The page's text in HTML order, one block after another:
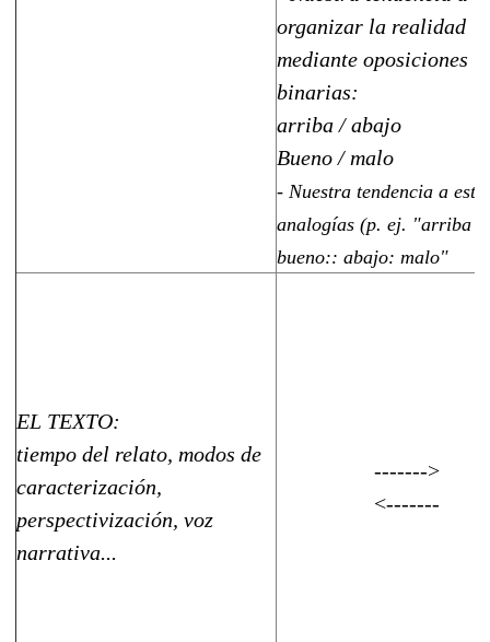
organizar la realidad
mediante oposiciones
binarias:
arriba / abajo
Bueno / malo
- Nuestra tendencia a
analogías (p. ej. "arriba :
bueno:: abajo: malo"
EL TEXTO:
tiempo del relato, modos de
caracterización,
perspectivización, voz
narrativa...
------->
<-------